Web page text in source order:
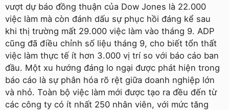
vượt dự báo đồng thuận của Dow Jones là 22.000
việc làm mà còn đánh dấu sự phục hồi đáng kể sau
khi thị trường mất 29.000 việc làm vào tháng 9. ADP
cũng đã điều chỉnh số liệu tháng 9, cho biết tổn thất
việc làm thực tế ít hơn 3.000 vị trí so với báo cáo ban
đầu. Một xu hướng đáng lo ngại được phát hiện trong
báo cáo là sự phân hóa rõ rệt giữa doanh nghiệp lớn
và nhỏ. Toàn bộ việc làm mới được tạo ra đều đến từ
các công ty có ít nhất 250 nhân viên, với mức tăng